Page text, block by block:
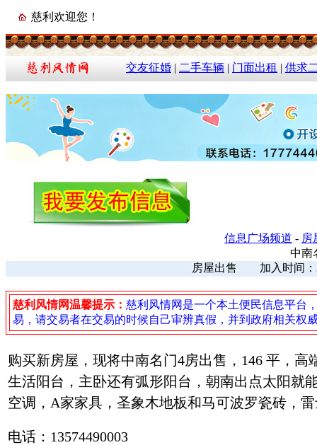
慈利欢迎您！
交友征婚 | 二手车辆 | 门面出租 | 供求
信息广场频道 - 房
中南
房屋出售 加入时间
慈利风情网温馨提示： 慈利风情网是一个本土便民信息平台
易，请交易者在交易的时候自己审辨真假，并到政府相关权
购买新房屋，现将中南名门4房出售，146 平，
生活阳台，主卧还有弧形阳台，朝南出点太阳就
空调，A家家具，圣象木地板和马可波罗瓷砖，
电话：13574490003